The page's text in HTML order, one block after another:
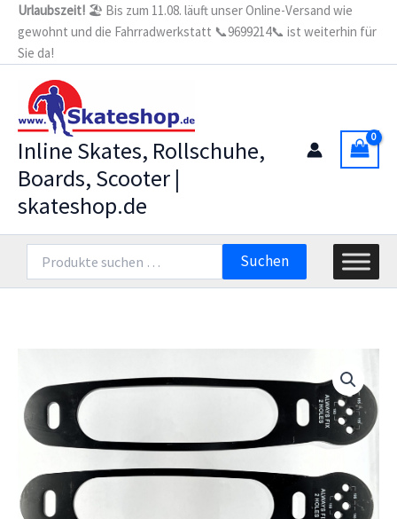
Zum
Inhalt
springen
Urlaubszeit! 🏖️ Bis zum 11.08. läuft unser Online-Versand wie
gewohnt und die Fahrradwerkstatt 📞9699214📞 ist weiterhin für
Sie da!
Inline Skates, Rollschuhe,
Boards, Scooter |
skateshop.de
nach:
Suchen
165-
190/195
Boot
Mount
Adapter
Menge